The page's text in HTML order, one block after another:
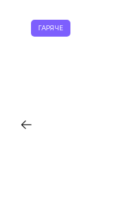
ГАРЯЧЕ
Ми вам